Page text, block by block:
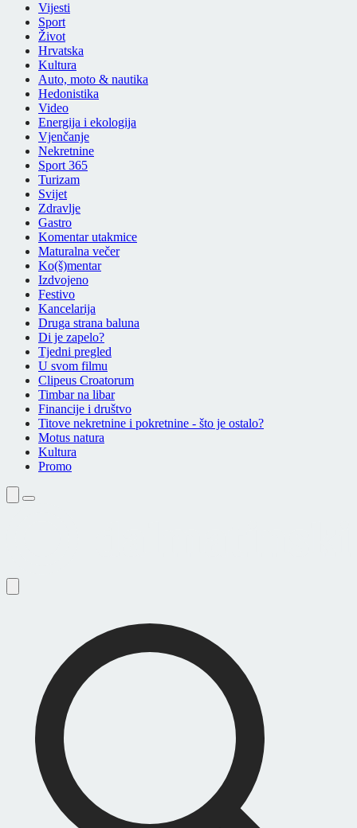
Vijesti
Sport
Život
Hrvatska
Kultura
Auto, moto & nautika
Hedonistika
Video
Energija i ekologija
Vjenčanje
Nekretnine
Sport 365
Turizam
Svijet
Zdravlje
Gastro
Komentar utakmice
Maturalna večer
Ko(š)mentar
Izdvojeno
Festivo
Kancelarija
Druga strana baluna
Di je zapelo?
Tjedni pregled
U svom filmu
Clipeus Croatorum
Timbar na libar
Financije i društvo
Titove nekretnine i pokretnine - što je ostalo?
Motus natura
Kultura
Promo